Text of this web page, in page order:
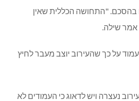
בהסכם. "התחושה הכללית שאין
אמר שילה.
על כך שהעירוב יוצב מעבר לחיץ
נעצרה ויש לדאוג כי העמודים לא